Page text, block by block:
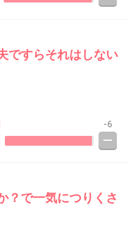
ですらそれはしない
-6
？で一気につりくさ